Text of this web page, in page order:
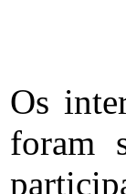
Os
foram